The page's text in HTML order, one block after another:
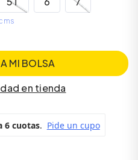
MI BOLSA
en tienda